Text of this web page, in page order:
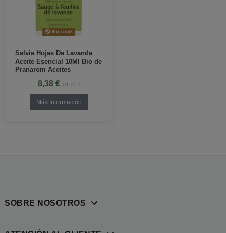
Sin stock
Salvia Hojas De Lavanda
Aceite Esencial 10Ml Bio de
Pranarom Aceites
8,38 €10,75 €
Más Información
SOBRE NOSOTROS